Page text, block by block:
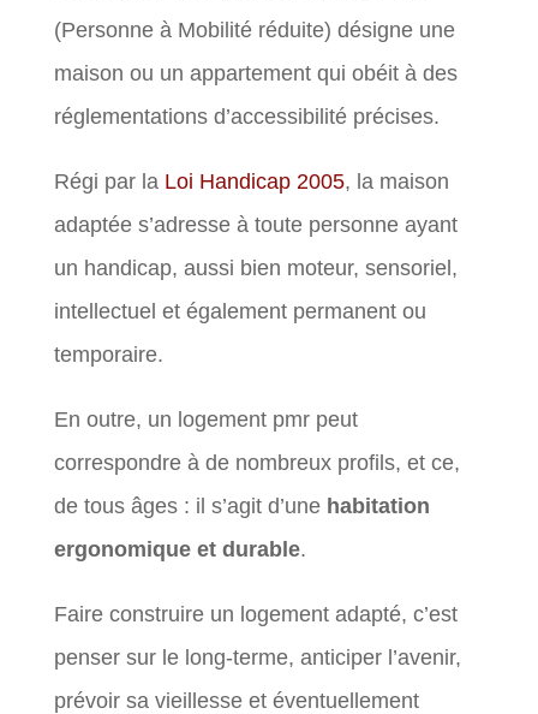
(Personne à Mobilité réduite) désigne une
maison ou un appartement qui obéit à des
réglementations d’accessibilité précises.
Régi par la Loi Handicap 2005, la maison
adaptée s’adresse à toute personne ayant
un handicap, aussi bien moteur, sensoriel,
intellectuel et également permanent ou
temporaire.
En outre, un logement pmr peut
correspondre à de nombreux profils, et ce,
de tous âges : il s’agit d’une habitation
ergonomique et durable.
Faire construire un logement adapté, c’est
penser sur le long-terme, anticiper l’avenir,
prévoir sa vieillesse et éventuellement